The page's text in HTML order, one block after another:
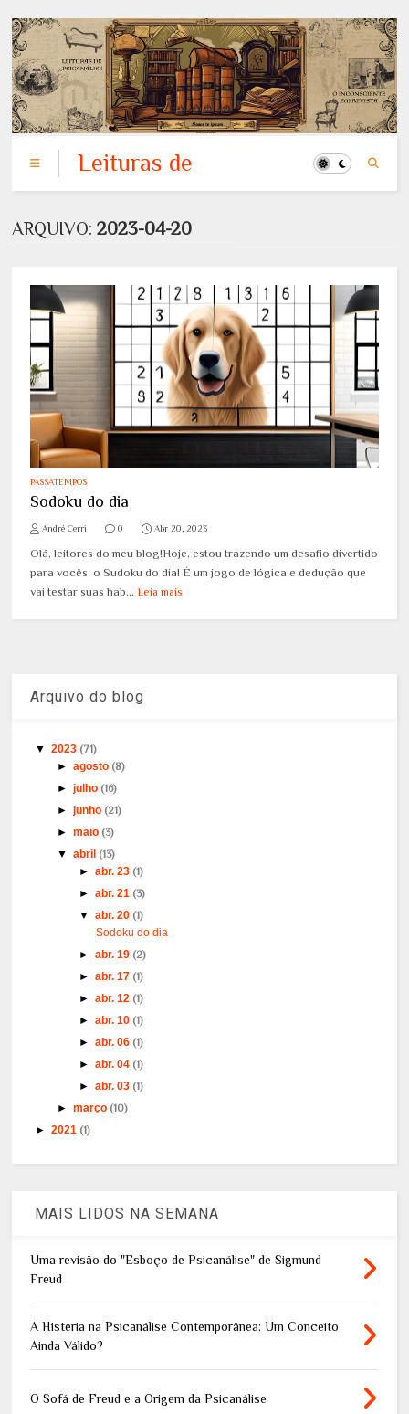
Leituras de
Psicanálise: o
Inconsciente em
Revista
ARQUIVO:2023-04-20
PASSATEMPOS
Sodoku do dia
André Cerri 0 Abr 20, 2023
Olá, leitores do meu blog!Hoje, estou trazendo um desafio divertido
para vocês: o Sudoku do dia! É um jogo de lógica e dedução que
vai testar suas hab... Leia mais
Arquivo do blog
▼2023 (71)
►agosto (8)
►julho (16)
►junho (21)
►maio (3)
▼abril (13)
►abr. 23 (1)
►abr. 21 (3)
▼abr. 20 (1)
Sodoku do dia
►abr. 19 (2)
►abr. 17 (1)
►abr. 12 (1)
►abr. 10 (1)
►abr. 06 (1)
►abr. 04 (1)
►abr. 03 (1)
►março (10)
►2021 (1)
MAIS LIDOS NA SEMANA
Uma revisão do "Esboço de Psicanálise" de Sigmund
Freud
A Histeria na Psicanálise Contemporânea: Um Conceito
Ainda Válido?
O Sofá de Freud e a Origem da Psicanálise